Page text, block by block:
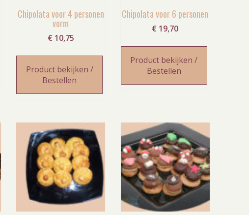
Chipolata voor 4 personen
vorm
€ 10,75
Product bekijken /
Bestellen
Chipolata voor 6 personen
€ 19,70
Product bekijken /
Bestellen